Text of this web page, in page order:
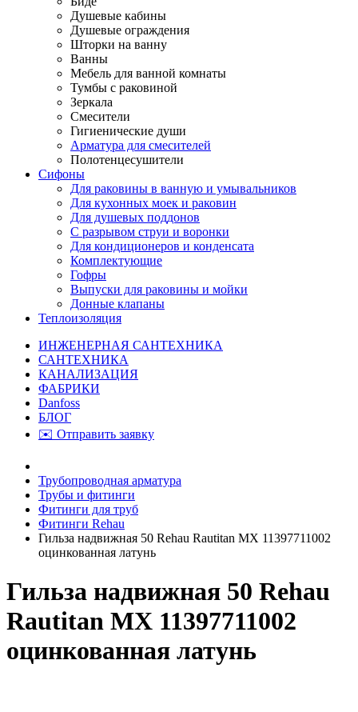
Душевые кабины
Душевые ограждения
Шторки на ванну
Ванны
Мебель для ванной комнаты
Тумбы с раковиной
Зеркала
Смесители
Гигиенические души
Арматура для смесителей
Полотенцесушители
Сифоны
Для раковины в ванную и умывальников
Для кухонных моек и раковин
Для душевых поддонов
С разрывом струи и воронки
Для кондиционеров и конденсата
Комплектующие
Гофры
Выпуски для раковины и мойки
Донные клапаны
Теплоизоляция
ИНЖЕНЕРНАЯ САНТЕХНИКА
САНТЕХНИКА
КАНАЛИЗАЦИЯ
ФАБРИКИ
Danfoss
БЛОГ
✉️ Отправить заявку
Трубопроводная арматура
Трубы и фитинги
Фитинги для труб
Фитинги Rehau
Гильза надвижная 50 Rehau Rautitan MX 11397711002
оцинкованная латунь
Гильза надвижная 50 Rehau
Rautitan MX 11397711002
оцинкованная латунь